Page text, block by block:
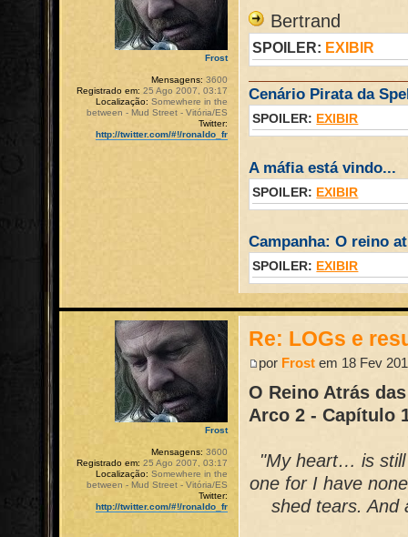
Bertrand
SPOILER: EXIBIR
Cenário Pirata da
SPOILER: EXIBIR
A máfia está vindo...
SPOILER: EXIBIR
Campanha: O reino
SPOILER: EXIBIR
Frost
Mensagens: 3600
Registrado em: 25 Ago 2007, 03:17
Localização: Somewhere in the
between - Mud Street - Vitória/ES
Twitter:
http://twitter.com/#!/ronaldo_fr
Re: LOGs e
por Frost em 18 Fev
O Reino Atrás
Arco 2 - Capítulo
"My heart… is
one for I have
shed tears. And
Frost
Mensagens: 3600
Registrado em: 25 Ago 2007, 03:17
Localização: Somewhere in the
between - Mud Street - Vitória/ES
Twitter:
http://twitter.com/#!/ronaldo_fr